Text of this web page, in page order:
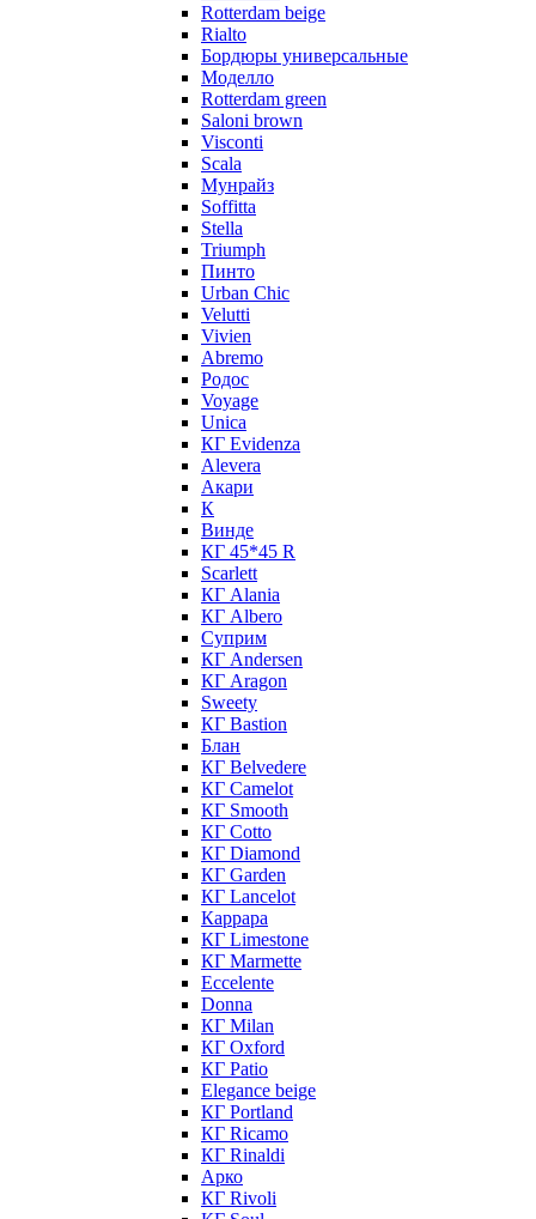
Rotterdam beige
Rialto
Бордюры универсальные
Моделло
Rotterdam green
Saloni brown
Visconti
Scala
Мунрайз
Soffitta
Stella
Triumph
Пинто
Urban Chic
Velutti
Vivien
Abremo
Родос
Voyage
Unica
КГ Evidenza
Alevera
Акари
К
Винде
КГ 45*45 R
Scarlett
КГ Alania
КГ Albero
Суприм
КГ Andersen
КГ Aragon
Sweety
КГ Bastion
Блан
КГ Belvedere
КГ Camelot
КГ Smooth
КГ Cotto
КГ Diamond
КГ Garden
КГ Lancelot
Каррара
КГ Limestone
КГ Marmette
Eccelente
Donna
КГ Milan
КГ Oxford
КГ Patio
Elegance beige
КГ Portland
КГ Ricamo
КГ Rinaldi
Арко
КГ Rivoli